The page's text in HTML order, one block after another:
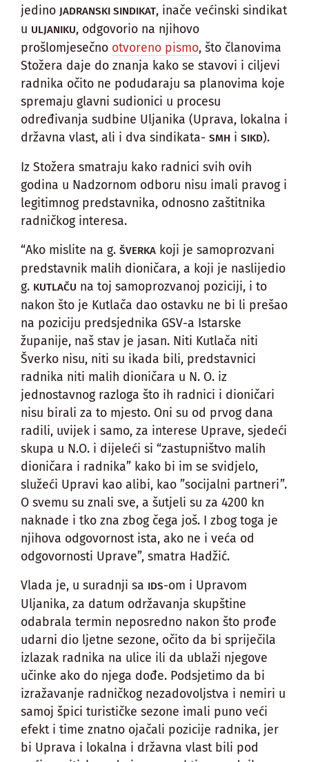
jedino JADRANSKI SINDIKAT, inače većinski sindikat
u ULJANIKU, odgovorio na njihovo
prošlomjesečno otvoreno pismo, što članovima
Stožera daje do znanja kako se stavovi i ciljevi
radnika očito ne podudaraju sa planovima koje
spremaju glavni sudionici u procesu
određivanja sudbine Uljanika (Uprava, lokalna i
državna vlast, ali i dva sindikata- SMH i SIKD).
Iz Stožera smatraju kako radnici svih ovih
godina u Nadzornom odboru nisu imali pravog i
legitimnog predstavnika, odnosno zaštitnika
radničkog interesa.
“Ako mislite na g. ŠVERKA koji je samoprozvani
predstavnik malih dioničara, a koji je naslijedio
g. KUTLAČU na toj samoprozvanoj poziciji, i to
nakon što je Kutlača dao ostavku ne bi li prešao
na poziciju predsjednika GSV-a Istarske
županije, naš stav je jasan. Niti Kutlača niti
Šverko nisu, niti su ikada bili, predstavnici
radnika niti malih dioničara u N. O. iz
jednostavnog razloga što ih radnici i dioničari
nisu birali za to mjesto. Oni su od prvog dana
radili, uvijek i samo, za interese Uprave, sjedeći
skupa u N.O. i dijeleći si “zastupništvo malih
dioničara i radnika” kako bi im se svidjelo,
služeći Upravi kao alibi, kao ”socijalni partneri”.
O svemu su znali sve, a šutjeli su za 4200 kn
naknade i tko zna zbog čega još. I zbog toga je
njihova odgovornost ista, ako ne i veća od
odgovornosti Uprave”, smatra Hadžić.
Vlada je, u suradnji sa IDS-om i Upravom
Uljanika, za datum održavanja skupštine
odabrala termin neposredno nakon što prođe
udarni dio ljetne sezone, očito da bi spriječila
izlazak radnika na ulice ili da ublaži njegove
učinke ako do njega dođe. Podsjetimo da bi
izražavanje radničkog nezadovoljstva i nemiri u
samoj špici turističke sezone imali puno veći
efekt i time znatno ojačali pozicije radnika, jer
bi Uprava i lokalna i državna vlast bili pod